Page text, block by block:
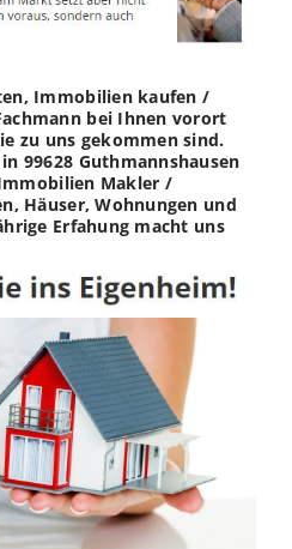
Immobilien kaufen /
bei Ihnen vorort
zu uns gekommen sind.
99628 Guthmannshausen
Makler /
Häuser, Wohnungen und
Erfahung macht uns